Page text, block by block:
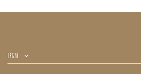
Legal